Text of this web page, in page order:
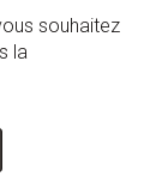
souhaitez
la